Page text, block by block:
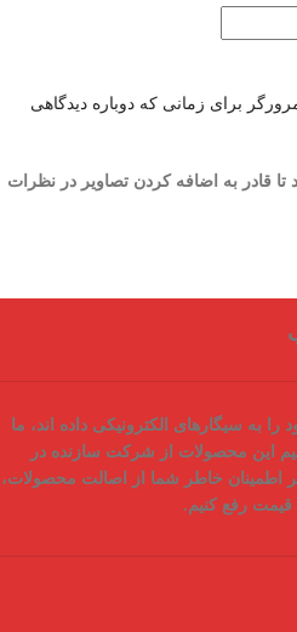
برای زمانی که دوباره دیدگاهی
قادر به اضافه کردن تصاویر در نظرات
به سیگارهای الکترونیکی داده اند، ما
این محصولات از شرکت سازنده در
اطمینان خاطر شما از
اصالت محصولات،
قیمت رفع کنیم.